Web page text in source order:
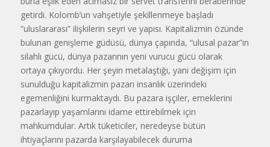
getirdi. Kolomb’un vahşetiyle şekillenmeye başladı
“uluslararası” ilişkilerin seyri ve yapısı. Kapitalizmin özünde
bulunan genişleme güdüsü, dünya çapında, “ulusal pazar”ın
silahlı gücü, dünya pazarının yeni vurucu gücü olarak
ortaya çıkıyordu. Her şeyin metalaştığı, yani değişim için
sunulduğu kapitalizmin pazarı insanlık üzerindeki
egemenliğini kurmaktaydı. Bu pazara işçiler, emeklerini
pazarlayıp yaşamlarını idame ettirebilmek için
mahkumdular. Artık tüketiciler, neredeyse bütün
ihtiyaçlarını pazarda karşılayabilecek duruma